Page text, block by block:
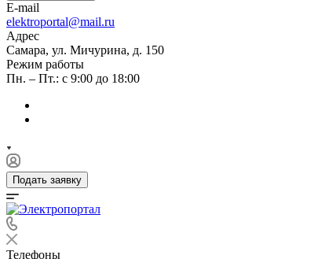
E-mail
elektroportal@mail.ru
Адрес
Самара, ул. Мичурина, д. 150
Режим работы
Пн. – Пт.: с 9:00 до 18:00
Подать заявку
Телефоны